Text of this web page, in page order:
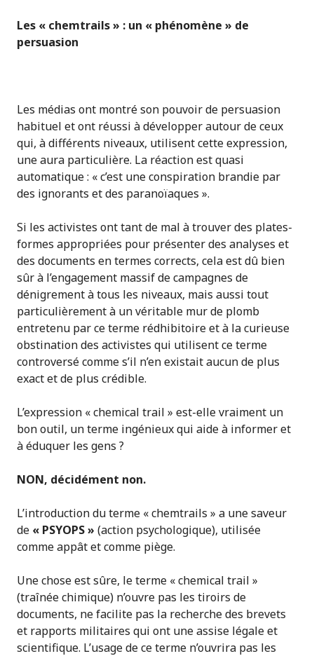
Les « chemtrails » : un « phénomène » de
persuasion
Les médias ont montré son pouvoir de persuasion
habituel et ont réussi à développer autour de ceux
qui, à différents niveaux, utilisent cette expression,
une aura particulière. La réaction est quasi
automatique : « c’est une conspiration brandie par
des ignorants et des paranoïaques ».
Si les activistes ont tant de mal à trouver des plates-
formes appropriées pour présenter des analyses et
des documents en termes corrects, cela est dû bien
sûr à l’engagement massif de campagnes de
dénigrement à tous les niveaux, mais aussi tout
particulièrement à un véritable mur de plomb
entretenu par ce terme rédhibitoire et à la curieuse
obstination des activistes qui utilisent ce terme
controversé comme s’il n’en existait aucun de plus
exact et de plus crédible.
L’expression « chemical trail » est-elle vraiment un
bon outil, un terme ingénieux qui aide à informer et
à éduquer les gens ?
NON, décidément non.
L’introduction du terme « chemtrails » a une saveur
de « PSYOPS » (action psychologique), utilisée
comme appât et comme piège.
Une chose est sûre, le terme « chemical trail »
(traînée chimique) n’ouvre pas les tiroirs de
documents, ne facilite pas la recherche des brevets
et rapports militaires qui ont une assise légale et
scientifique. L’usage de ce terme n’ouvrira pas les